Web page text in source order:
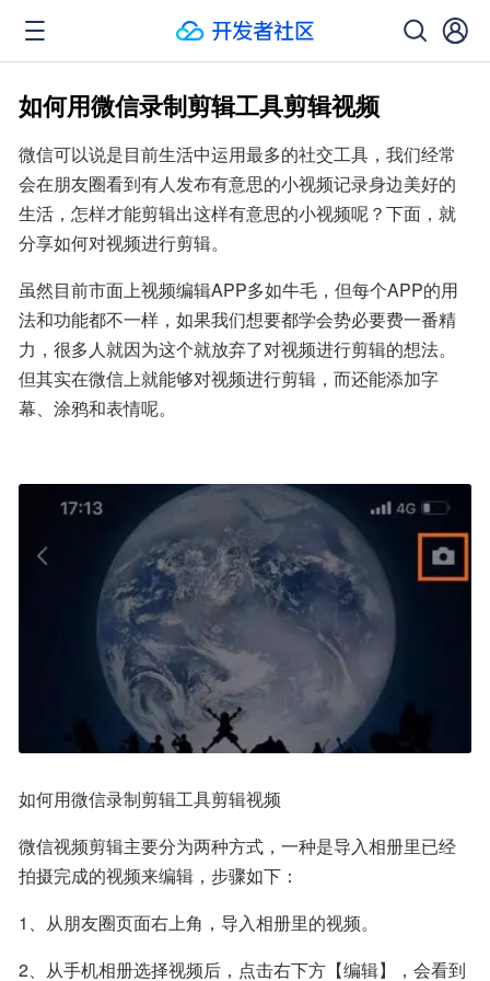
如何用微信录制剪辑工具剪辑视频
微信可以说是目前生活中运用最多的社交工具，我们经常
会在朋友圈看到有人发布有意思的小视频记录身边美好的
生活，怎样才能剪辑出这样有意思的小视频呢？下面，就
分享如何对视频进行剪辑。
虽然目前市面上视频编辑APP多如牛毛，但每个APP的用
法和功能都不一样，如果我们想要都学会势必要费一番精
力，很多人就因为这个就放弃了对视频进行剪辑的想法。
但其实在微信上就能够对视频进行剪辑，而还能添加字
幕、涂鸦和表情呢。
如何用微信录制剪辑工具剪辑视频
微信视频剪辑主要分为两种方式，一种是导入相册里已经
拍摄完成的视频来编辑，步骤如下：
1、从朋友圈页面右上角，导入相册里的视频。
2、从手机相册选择视频后，点击右下方【编辑】，会看到